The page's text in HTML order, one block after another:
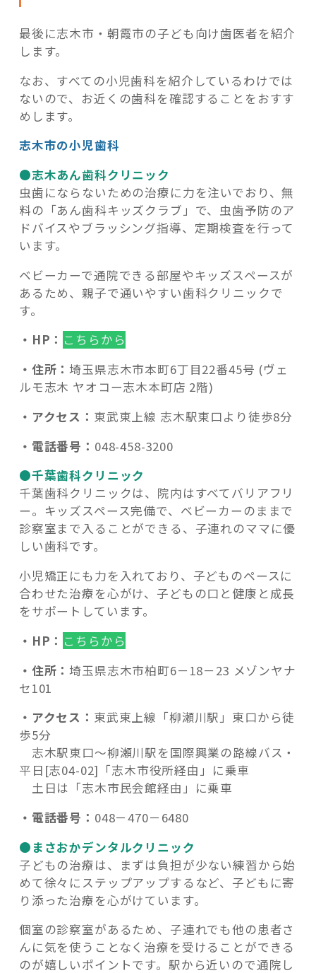
最後に志木市・朝霞市の子ども向け歯医者を紹介
します。
なお、すべての小児歯科を紹介しているわけでは
ないので、お近くの歯科を確認することをおすす
めします。
志木市の小児歯科
●志木あん歯科クリニック
虫歯にならないための治療に力を注いでおり、無
料の「あん歯科キッズクラブ」で、虫歯予防のア
ドバイスやブラッシング指導、定期検査を行って
います。
ベビーカーで通院できる部屋やキッズスペースが
あるため、親子で通いやすい歯科クリニックで
す。
・HP： こちらから
・住所：埼玉県志木市本町6丁目22番45号 (ヴェ
ルモ志木 ヤオコー志木本町店 2階)
・アクセス： 東武東上線 志木駅東口より徒歩8分
・電話番号： 048-458-3200
●千葉歯科クリニック
千葉歯科クリニックは、院内はすべてバリアフリ
ー。キッズスペース完備で、ベビーカーのままで
診察室まで入ることができる、子連れのママに優
しい歯科です。
小児矯正にも力を入れており、子どものペースに
合わせた治療を心がけ、子どもの口と健康と成長
をサポートしています。
・HP： こちらから
・住所：埼玉県志木市柏町6－18－23 メゾンヤナ
セ101
・アクセス： 東武東上線「柳瀬川駅」東口から徒
歩5分
志木駅東口～柳瀬川駅を国際興業の路線バス・
平日[志04-02]「志木市役所経由」に乗車
土日は「志木市民会館経由」に乗車
・電話番号： 048－470－6480
●まさおかデンタルクリニック
子どもの治療は、まずは負担が少ない練習から始
めて徐々にステップアップするなど、子どもに寄
り添った治療を心がけています。
個室の診察室があるため、子連れでも他の患者さ
んに気を使うことなく治療を受けることができる
のが嬉しいポイントです。駅から近いので通院し